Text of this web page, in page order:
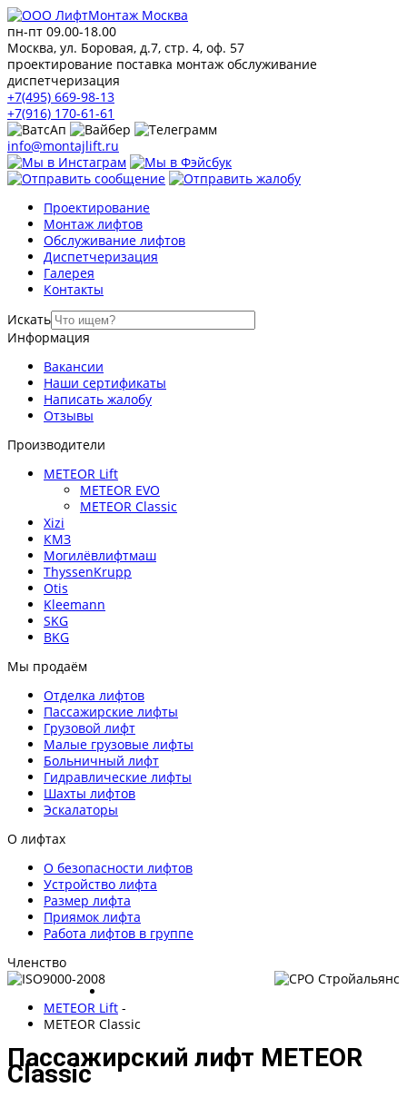
пн-пт 09.00-18.00
Москва, ул. Боровая, д.7, стр. 4, оф. 57
проектирование поставка монтаж обслуживание
диспетчеризация
+7(495) 669-98-13
+7(916) 170-61-61
info@montajlift.ru
Проектирование
Монтаж лифтов
Обслуживание лифтов
Диспетчеризация
Галерея
Контакты
Искать
Информация
Вакансии
Наши сертификаты
Написать жалобу
Отзывы
Производители
METEOR Lift
METEOR EVO
METEOR Classic
Xizi
КМЗ
Могилёвлифтмаш
ThyssenKrupp
Otis
Kleemann
SKG
BKG
Мы продаём
Отделка лифтов
Пассажирские лифты
Грузовой лифт
Малые грузовые лифты
Больничный лифт
Гидравлические лифты
Шахты лифтов
Эскалаторы
О лифтах
О безопасности лифтов
Устройство лифта
Размер лифта
Приямок лифта
Работа лифтов в группе
Членство
METEOR Lift -
METEOR Classic
Пассажирский лифт METEOR
Classic